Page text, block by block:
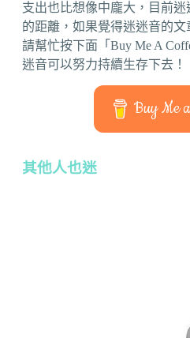
支出也比想像中龐大，目前
的距離，如果覺得迷迷音的
請幫忙按下面「Buy Me A
迷音可以努力持續生存下去！
Buy Me
其他人也迷